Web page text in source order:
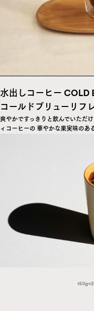
水出しコーヒー COLD
コールドブリューリフ
爽やかですっきりと飲んでいただ
ィコーヒーの 華やかな果実味のあ